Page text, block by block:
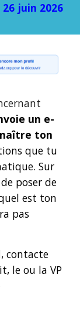
26 juin 2026
un e-
ton
que tu
Sur
poser de
est ton
ra pas
contacte
le ou la VP